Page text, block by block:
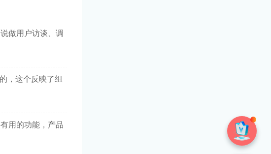
做用户访谈、调
，这个反映了组
用的功能，产品